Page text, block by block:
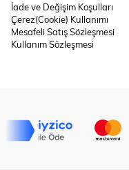
İade ve Değişim Koşulları
Çerez(Cookie) Kullanımı
Mesafeli Satış Sözleşmesi
Kullanım Sözleşmesi